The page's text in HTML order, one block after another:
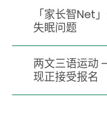
「家长智Net
失眠问题
两文三语运动
现正接受报名